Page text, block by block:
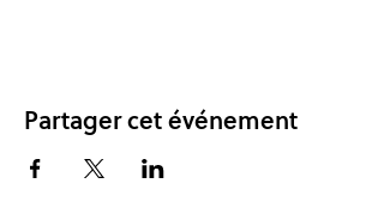
Partager cet événement